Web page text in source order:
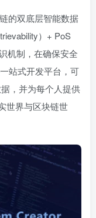
的双底层智能数据
）+ PoS
机制，在确保安全
站式开发平台，可
，并为每个人提供
世界与区块链世